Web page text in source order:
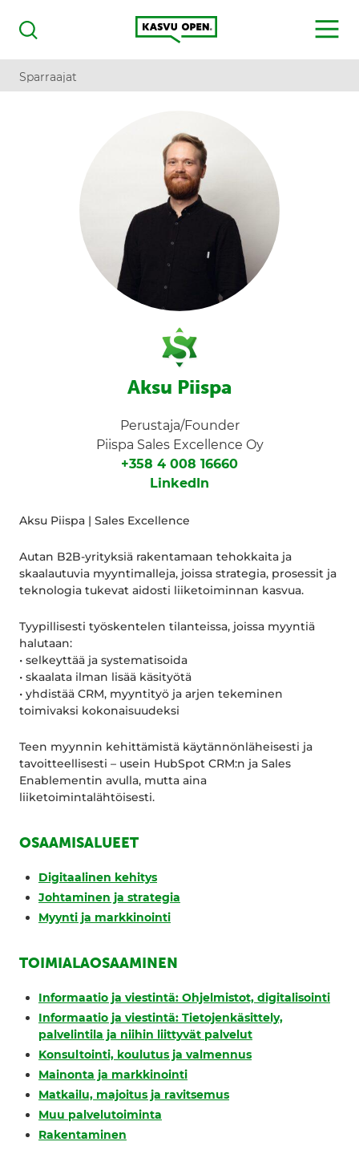
Haku
Kasvu Open
MENU
Sparraajat
Aksu Piispa
Perustaja/Founder
Piispa Sales Excellence Oy
+358 4 008 16660
LinkedIn
Aksu Piispa | Sales Excellence
Autan B2B-yrityksiä rakentamaan tehokkaita ja
skaalautuvia myyntimalleja, joissa strategia, prosessit ja
teknologia tukevat aidosti liiketoiminnan kasvua.
Tyypillisesti työskentelen tilanteissa, joissa myyntiä
halutaan:
• selkeyttää ja systematisoida
• skaalata ilman lisää käsityötä
• yhdistää CRM, myyntityö ja arjen tekeminen
toimivaksi kokonaisuudeksi
Teen myynnin kehittämistä käytännönläheisesti ja
tavoitteellisesti – usein HubSpot CRM:n ja Sales
Enablementin avulla, mutta aina
liiketoimintalähtöisesti.
OSAAMISALUEET
Digitaalinen kehitys
Johtaminen ja strategia
Myynti ja markkinointi
TOIMIALAOSAAMINEN
Informaatio ja viestintä: Ohjelmistot, digitalisointi
Informaatio ja viestintä: Tietojenkäsittely,
palvelintila ja niihin liittyvät palvelut
Konsultointi, koulutus ja valmennus
Mainonta ja markkinointi
Matkailu, majoitus ja ravitsemus
Muu palvelutoiminta
Rakentaminen